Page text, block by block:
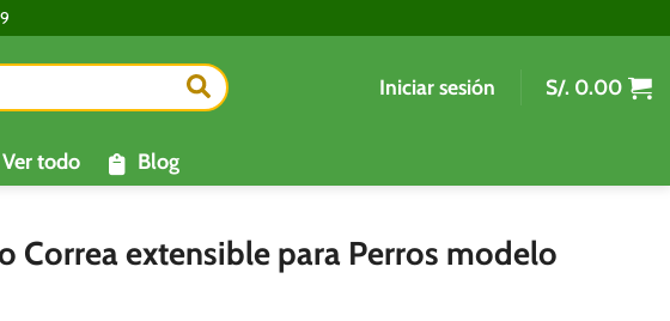
Iniciar sesión S/. 0.00
Ver todo Blog
Correa extensible para Perros modelo